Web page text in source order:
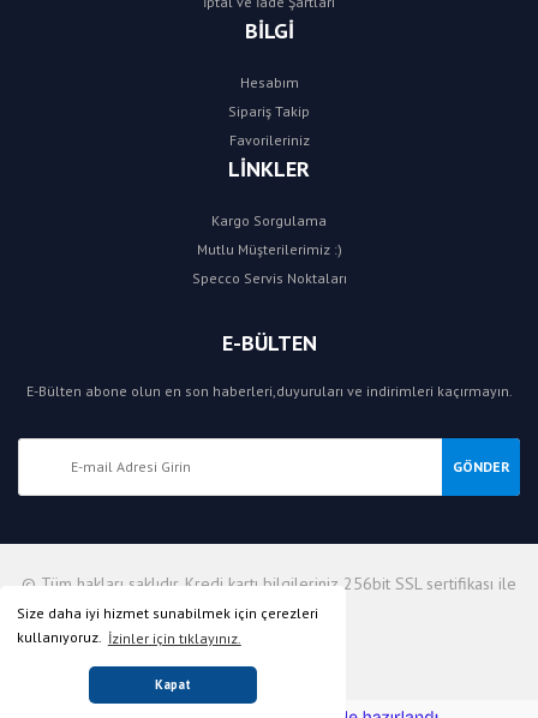
Size daha iyi hizmet sunabilmek için çerezleri
kullanıyoruz. İzinler için tıklayınız.
Kapat
BİLGİ
Hesabım
Sipariş Takip
Favorileriniz
LİNKLER
Kargo Sorgulama
Mutlu Müşterilerimiz :)
Specco Servis Noktaları
E-BÜLTEN
E-Bülten abone olun en son haberleri,duyuruları ve indirimleri kaçırmayın.
GÖNDER
© Tüm hakları saklıdır. Kredi kartı bilgileriniz 256bit SSL sertifikası ile
korunmaktadır.